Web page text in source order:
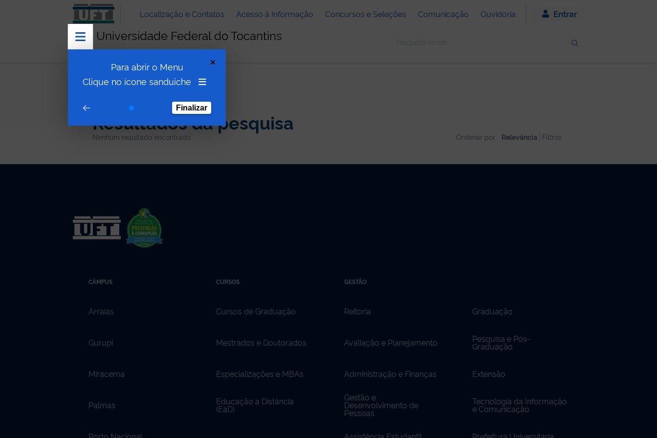
Localização e Contatos Acesso à Informação Concursos e Seleções Comunicação Ouvidoria Entrar
Universidade Federal do Tocantins
Para abrir o Menu
Clique no ícone sanduiche
Finalizar
Resultados da pesquisa
Nenhum resultado encontrado Ordenar por: Relevância Filtros
CÂMPUS
Arraias
Gurupi
Miracema
Palmas
CURSOS
Cursos de Graduação
Mestrados e Doutorados
Especializações e MBAs
Educação a Distância
(EaD)
GESTÃO
Reitoria
Avaliação e Planejamento
Administração e Finanças
Gestão e
Desenvolvimento de
Pessoas
Graduação
Pesquisa e Pós-
Graduação
Extensão
Tecnologia da Informação
e Comunicação